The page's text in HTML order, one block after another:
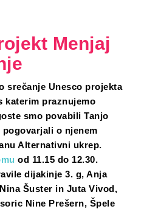
Menjaj
srečanje Unesco projekta
katerim praznujemo
smo povabili Tanjo
o njenem
Alternativni ukrep.
od 11.15 do 12.30.
dijakinje 3. g, Anja
Šuster in Juta Vivod,
Nine Prešern, Špele